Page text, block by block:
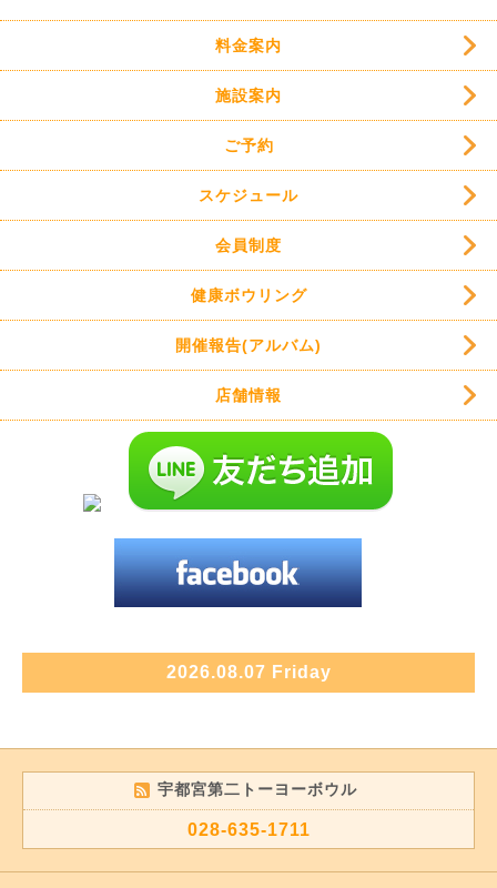
料金案内
施設案内
ご予約
スケジュール
会員制度
健康ボウリング
開催報告(アルバム)
店舗情報
2026.08.07 Friday
宇都宮第二トーヨーボウル
028-635-1711